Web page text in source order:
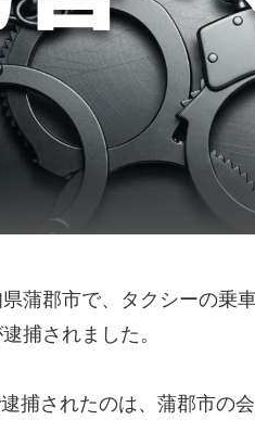
蒲郡市で、タクシーの乗
捕されました。
捕されたのは、蒲郡市の